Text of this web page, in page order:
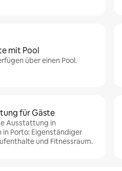
mit Pool
über einen Pool.
für Gäste
Ausstattung in
Porto: Eigenständiger
und Fitnessraum.